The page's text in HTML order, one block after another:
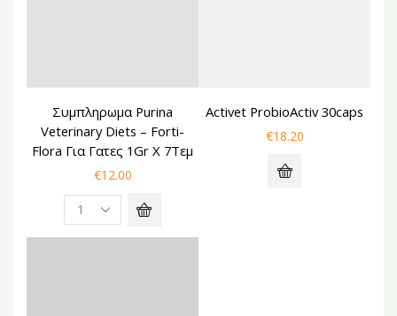
Συμπληρωμα Purina
Veterinary Diets – Forti-
Flora Για Γατες 1Gr Χ 7Τεμ
€12.00
Activet ProbioActiv 30caps
€18.20